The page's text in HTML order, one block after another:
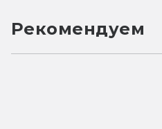
Рекомендуем